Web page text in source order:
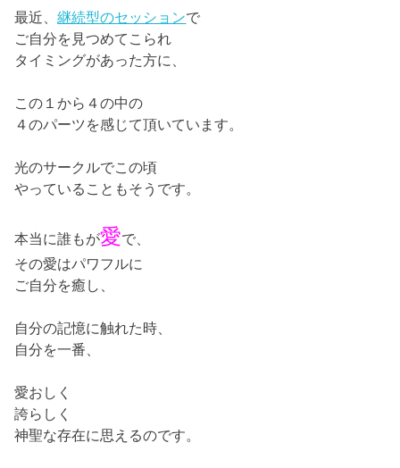
最近、継続型のセッションで
ご自分を見つめてこられ
タイミングがあった方に、
この１から４の中の
４のパーツを感じて頂いています。
光のサークルでこの頃
やっていることもそうです。
本当に誰もが愛で、
その愛はパワフルに
ご自分を癒し、
自分の記憶に触れた時、
自分を一番、
愛おしく
誇らしく
神聖な存在に思えるのです。